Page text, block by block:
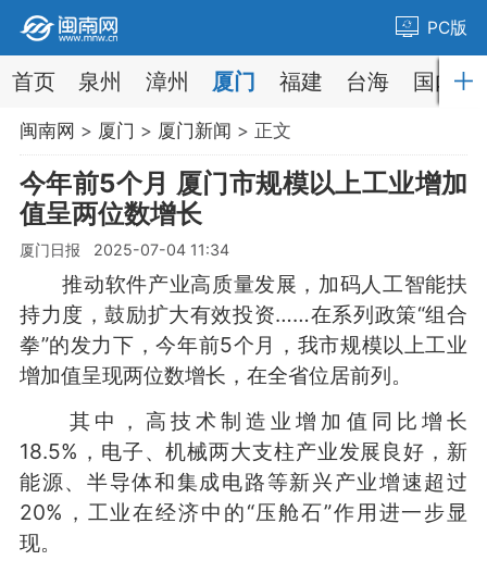
PC版
首页 泉州 漳州 厦门 福建 台海 国内
闽南网 > 厦门 > 厦门新闻 > 正文
今年前5个月 厦门市规模以上工业增加
值呈两位数增长
厦门日报 2025-07-04 11:34
推动软件产业高质量发展，加码人工智能扶
持力度，鼓励扩大有效投资……在系列政策“组合
拳”的发力下，今年前5个月，我市规模以上工业
增加值呈现两位数增长，在全省位居前列。
其中，高技术制造业增加值同比增长
18.5%，电子、机械两大支柱产业发展良好，新
能源、半导体和集成电路等新兴产业增速超过
20%，工业在经济中的“压舱石”作用进一步显
现。